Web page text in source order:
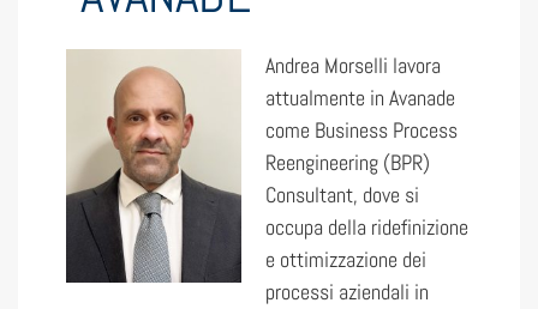
Andrea Morselli lavora
attualmente in Avanade
come Business Process
Reengineering (BPR)
Consultant, dove si
occupa della ridefinizione
e ottimizzazione dei
processi aziendali in